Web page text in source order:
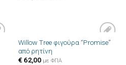
Πρόσθήκη
Willow Tree φιγούρα “Promise”
από ρητίνη
€62,00 με ΦΠΑ